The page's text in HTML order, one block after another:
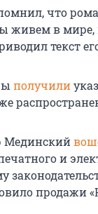
что
живем в мире,
текст
получили
и
продажи